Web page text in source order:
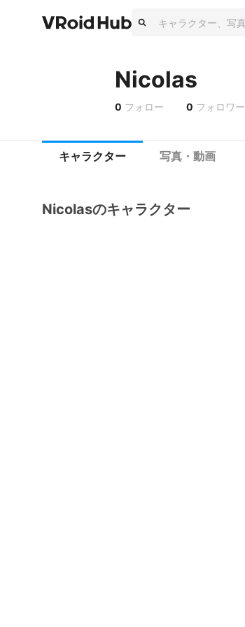
Nicolas
0 フォロー 0 フォロワー
キャラクター 写真・動画
Nicolasのキャラクター